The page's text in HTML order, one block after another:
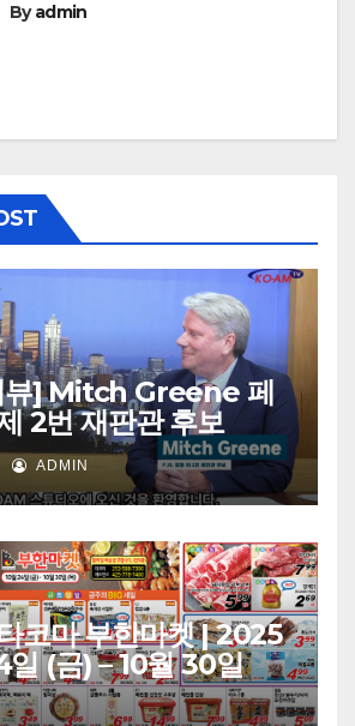
Byadmin
뷰] Mitch Greene 페
2번 재판관 후보
ADMIN
코마 부한마켓 | 2025
일 (금) – 10월 30일